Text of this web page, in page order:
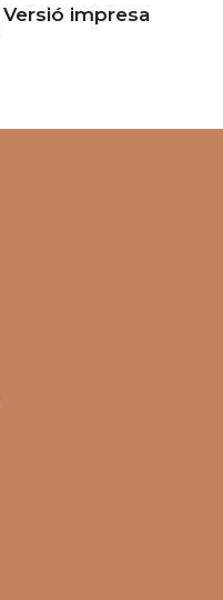
Versió impresa